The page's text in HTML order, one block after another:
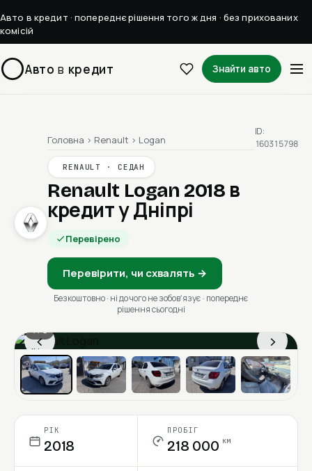
Авто в кредит · попереднє рішення того ж дня · без прихованих
комісій
Авто в кредит Знайти авто
Головна › Renault › Logan
RENAULT · СЕДАН
Renault Logan 2018 в
кредит у Дніпрі
Перевірено
Перевірити, чи схвалять →
Безкоштовно · ні до чого не зобовʼязує · попереднє
рішення сьогодні
ID:
160315798
‹ ›
1 / 6
Ціна в місяць
РІК
2018
ПРОБІГ
218 000 км